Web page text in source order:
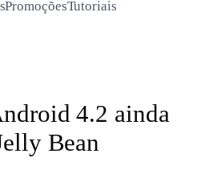
PromoçõesTutoriais
4.2 ainda
Bean